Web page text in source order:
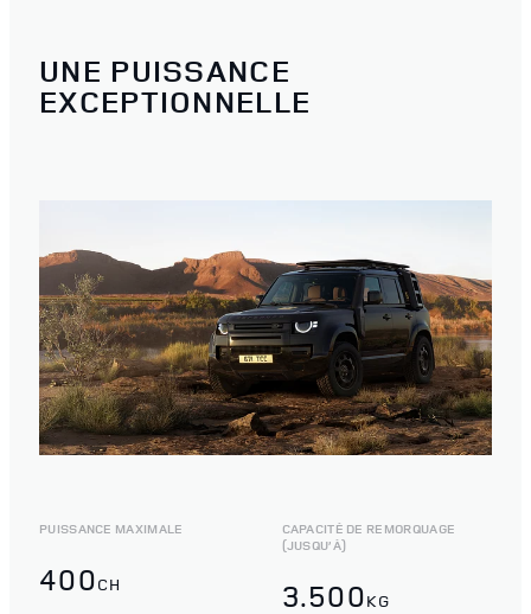
UNE PUISSANCE
EXCEPTIONNELLE
PUISSANCE MAXIMALE
400CH
CAPACITÉ DE REMORQUAGE
(JUSQU’À)
3.500KG